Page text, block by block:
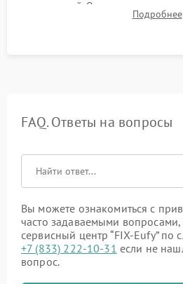
препятствий. Оценка силы
Тестирование автоматического
Подробнее
FAQ. Ответы на вопросы
Вы можете ознакомиться с
часто задаваемыми вопросами,
сервисный центр “FIX-Eufy” по
+7 (833) 222-10-31 если не
вопрос.